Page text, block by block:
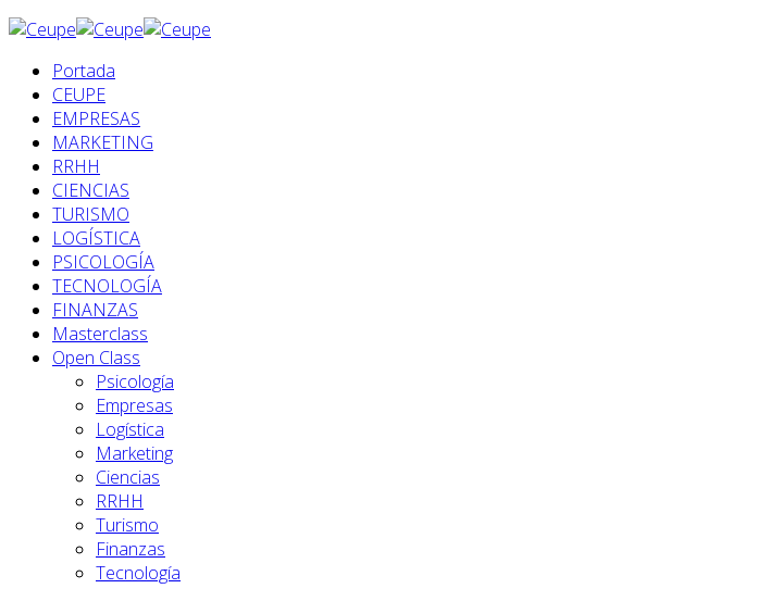
Portada
CEUPE
EMPRESAS
MARKETING
RRHH
CIENCIAS
TURISMO
LOGÍSTICA
PSICOLOGÍA
TECNOLOGÍA
FINANZAS
Masterclass
Open Class
Psicología
Empresas
Logística
Marketing
Ciencias
RRHH
Turismo
Finanzas
Tecnología